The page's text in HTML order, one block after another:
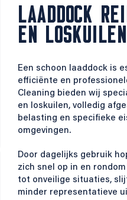
LAADDOCK
EN
Een schoon laaddock is
efficiënte en
Cleaning bieden wij
en loskuilen, volledig
belasting en specifieke
omgevingen.
Door dagelijks gebruik
zich snel op in en
tot onveilige situaties,
minder representatieve